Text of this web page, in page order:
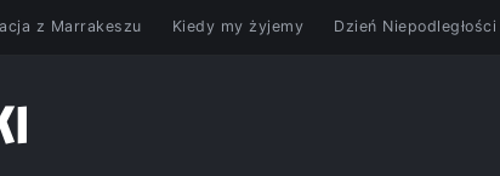
z Marrakeszu Kiedy my żyjemy Dzień Niepodległości